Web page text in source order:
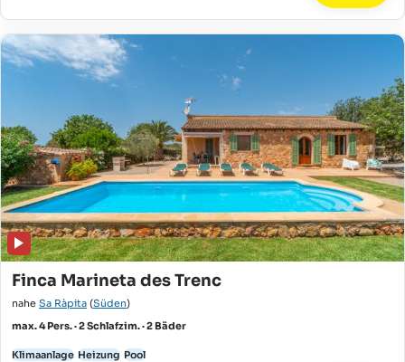
Finca Marineta des Trenc
nahe Sa Ràpita (Süden)
max. 4 Pers. · 2 Schlafzim. · 2 Bäder
Klimaanlage Heizung Pool